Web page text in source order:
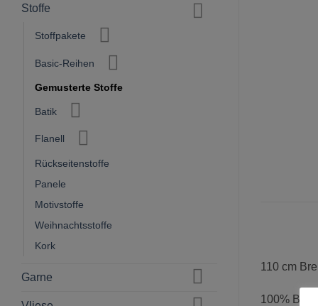
Stoffe
Stoffpakete
Basic-Reihen
Gemusterte Stoffe
Batik
Flanell
Rückseitenstoffe
Panele
Motivstoffe
Weihnachtsstoffe
Kork
Garne
110 cm
100%